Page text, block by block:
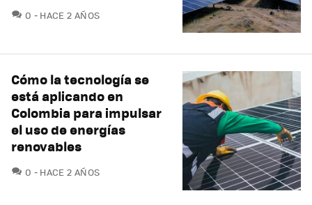
0 COMENTARIOS
HACE 2 AÑOS
Cómo la tecnología se
está aplicando en
Colombia para impulsar
el uso de energías
renovables
0 COMENTARIOS
HACE 2 AÑOS